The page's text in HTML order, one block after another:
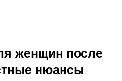
женщин после
нюансы